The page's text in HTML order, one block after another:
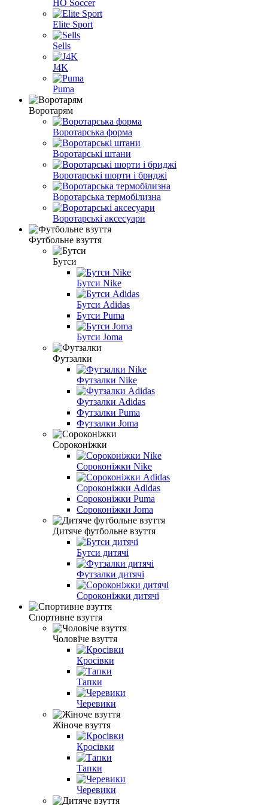
HO Soccer
Elite Sport
Sells
J4K
Puma
Воротарям
Воротарська форма
Воротарські штани
Воротарські шорти і бриджі
Воротарська термобілизна
Воротарські аксесуари
Футбольне взуття
Бутси
Бутси Nike
Бутси Adidas
Бутси Puma
Бутси Joma
Футзалки
Футзалки Nike
Футзалки Adidas
Футзалки Puma
Футзалки Joma
Сороконіжки
Сороконіжки Nike
Сороконіжки Adidas
Сороконіжки Puma
Сороконіжки Joma
Дитяче футбольне взуття
Бутси дитячі
Футзалки дитячі
Сороконіжки дитячі
Спортивне взуття
Чоловіче взуття
Кросівки
Тапки
Черевики
Жіноче взуття
Кросівки
Тапки
Черевики